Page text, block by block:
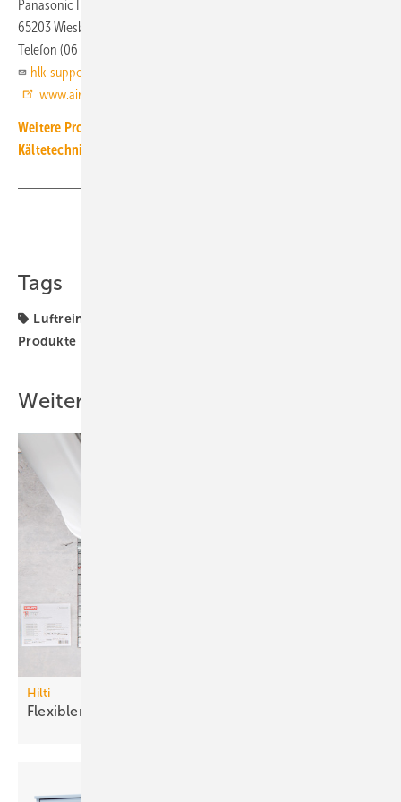
Panasonic Heiz- und Kühlsysteme
65203 Wiesbaden
Telefon (06 11) 71 18 72 11
hlk-support-de@eu.panasonic.com
www.aircon.panasonic.de
Weitere Produkt-Meldungen zum Thema Luft-, Klima- und
Kältetechnik
Tags
Luftreiniger
Produkte
Weitere Inhalte
Hilti
Flexibler